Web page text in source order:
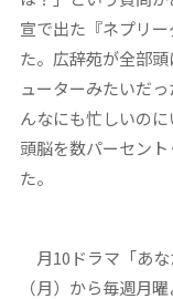
宣で出た『ネプリ
た。広辞苑が全部
ューターみたいだ
んなにも忙しいの
頭脳を数パーセン
た。
月10ドラマ「あな
（月）から毎週月